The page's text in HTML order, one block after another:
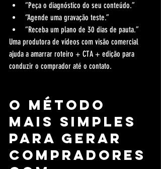
“Peça o diagnóstico do seu conteúdo.”
“Agende uma gravação teste.”
“Receba um plano de 30 dias de pauta.”
Uma produtora de vídeos com visão comercial
ajuda a amarrar roteiro + CTA + edição para
conduzir o comprador até o contato.
O método
mais simples
para gerar
compradores